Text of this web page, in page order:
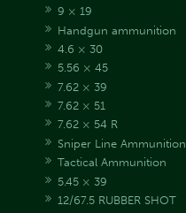
9 × 19
Handgun ammunition
4.6 × 30
5.56 × 45
7.62 × 39
7.62 × 51
7.62 × 54 R
Sniper Line Ammunition
Tactical Ammunition
5.45 × 39
12/67.5 RUBBER SHOT